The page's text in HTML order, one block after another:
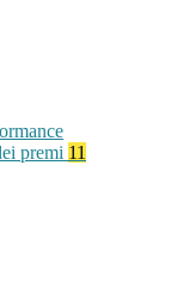
premi 11